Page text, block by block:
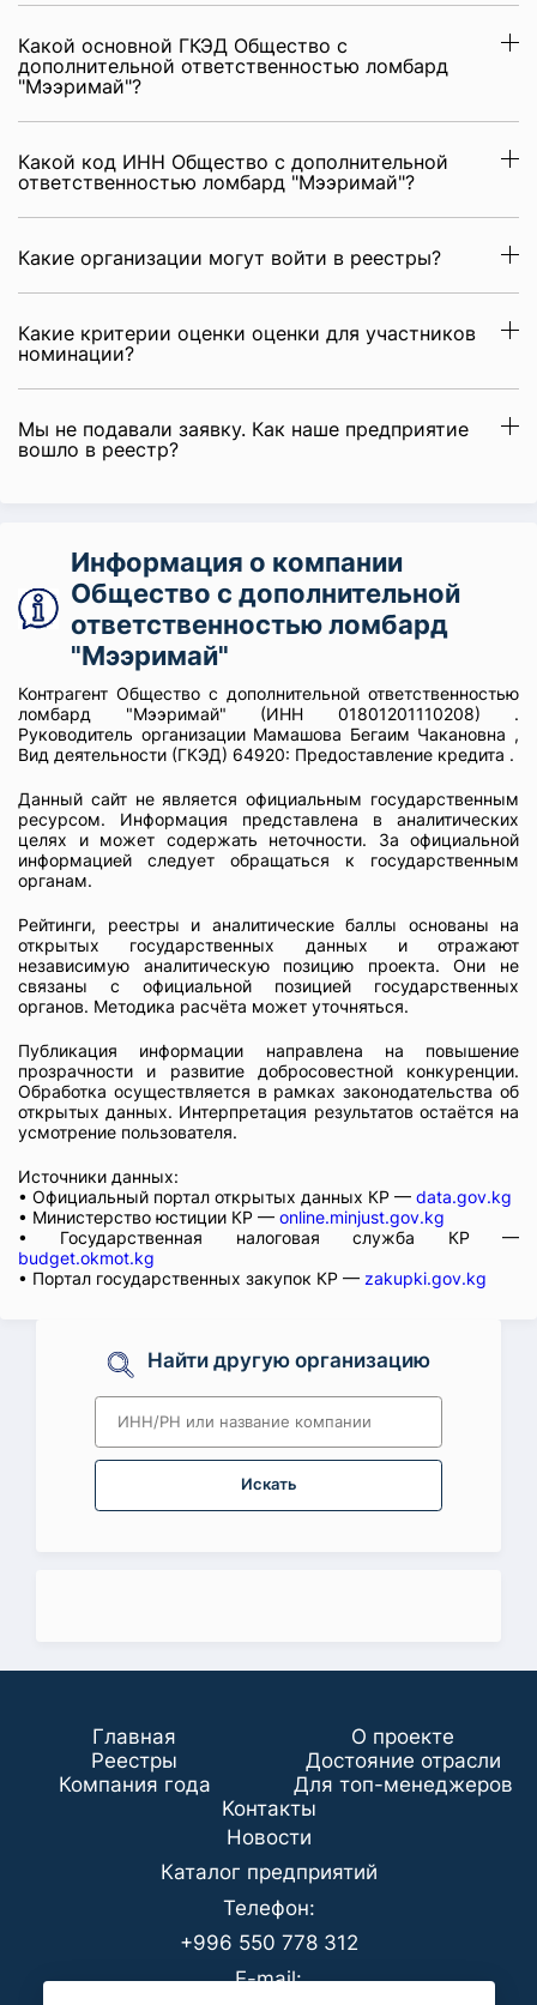
Какой основной ГКЭД Общество с
дополнительной ответственностью ломбард
"Мээримай"?
Какой код ИНН Общество с дополнительной
ответственностью ломбард "Мээримай"?
Какие организации могут войти в реестры?
Какие критерии оценки оценки для участников
номинации?
Мы не подавали заявку. Как наше предприятие
вошло в реестр?
Информация о компании
Общество с дополнительной
ответственностью ломбард
"Мээримай"
Контрагент Общество с дополнительной ответственностью
ломбард "Мээримай" (ИНН 01801201110208) .
Руководитель организации Мамашова Бегаим Чакановна ,
Вид деятельности (ГКЭД) 64920: Предоставление кредита .
Данный сайт не является официальным государственным
ресурсом. Информация представлена в аналитических
целях и может содержать неточности. За официальной
информацией следует обращаться к государственным
органам.
Рейтинги, реестры и аналитические баллы основаны на
открытых государственных данных и отражают
независимую аналитическую позицию проекта. Они не
связаны с официальной позицией государственных
органов. Методика расчёта может уточняться.
Публикация информации направлена на повышение
прозрачности и развитие добросовестной конкуренции.
Обработка осуществляется в рамках законодательства об
открытых данных. Интерпретация результатов остаётся на
усмотрение пользователя.
Источники данных:
• Официальный портал открытых данных КР — data.gov.kg
• Министерство юстиции КР — online.minjust.gov.kg
• Государственная налоговая служба КР —
budget.okmot.kg
• Портал государственных закупок КР — zakupki.gov.kg
Найти другую организацию
Искать
Главная
О проекте
Реестры
Достояние отрасли
Компания года
Для топ-менеджеров
Koнтaкты
Новости
Каталог предприятий
Телефон:
+996 550 778 312
E-mail: